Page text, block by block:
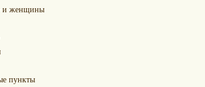
женщины
пункты